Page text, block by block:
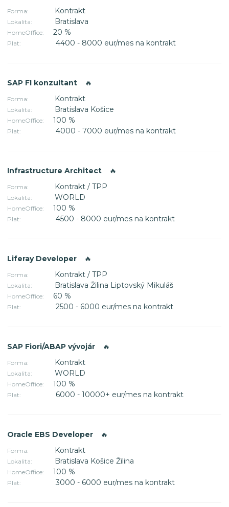
Forma: Kontrakt
Lokalita: Bratislava
HomeOffice: 20 %
Plat: 4400 - 8000 eur/mes na kontrakt
SAP FI konzultant 🔥
Forma: Kontrakt
Lokalita: Bratislava Košice
HomeOffice: 100 %
Plat: 4000 - 7000 eur/mes na kontrakt
Infrastructure Architect 🔥
Forma: Kontrakt / TPP
Lokalita: WORLD
HomeOffice: 100 %
Plat: 4500 - 8000 eur/mes na kontrakt
Liferay Developer 🔥
Forma: Kontrakt / TPP
Lokalita: Bratislava Žilina Liptovský Mikuláš
HomeOffice: 60 %
Plat: 2500 - 6000 eur/mes na kontrakt
SAP Fiori/ABAP vývojár 🔥
Forma: Kontrakt
Lokalita: WORLD
HomeOffice: 100 %
Plat: 6000 - 10000+ eur/mes na kontrakt
Oracle EBS Developer 🔥
Forma: Kontrakt
Lokalita: Bratislava Košice Žilina
HomeOffice: 100 %
Plat: 3000 - 6000 eur/mes na kontrakt